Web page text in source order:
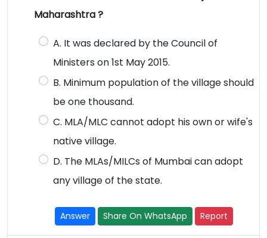
Maharashtra ?
A. It was declared by the Council of
Ministers on 1st May 2015.
B. Minimum population of the village should
be one thousand.
C. MLA/MLC cannot adopt his own or wife's
native village.
D. The MLAs/MILCs of Mumbai can adopt
any village of the state.
Answer Share On WhatsApp Report